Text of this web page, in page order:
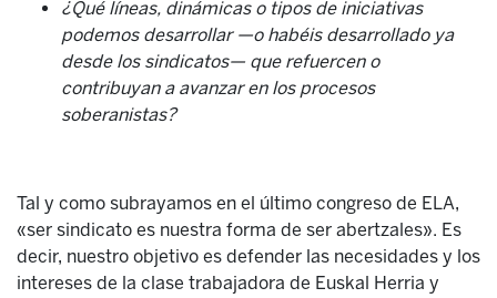
¿Qué líneas, dinámicas o tipos de iniciativas
podemos desarrollar —o habéis desarrollado ya
desde los sindicatos— que refuercen o
contribuyan a avanzar en los procesos
soberanistas?
Tal y como subrayamos en el último congreso de ELA,
«ser sindicato es nuestra forma de ser abertzales». Es
decir, nuestro objetivo es defender las necesidades y los
intereses de la clase trabajadora de Euskal Herria y